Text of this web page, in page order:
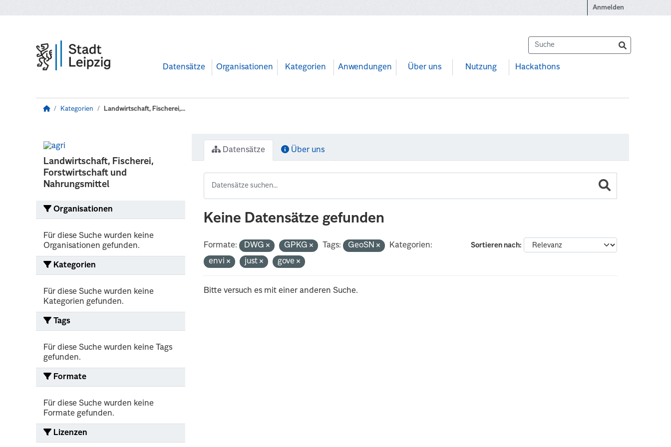
Anmelden
Datensätze Organisationen Kategorien Anwendungen Über uns Nutzung Hackathons
Kategorien Landwirtschaft, Fischerei,...
Landwirtschaft, Fischerei,
Forstwirtschaft und
Nahrungsmittel
Organisationen
Für diese Suche wurden keine
Organisationen gefunden.
Kategorien
Für diese Suche wurden keine
Kategorien gefunden.
Tags
Für diese Suche wurden keine Tags
gefunden.
Formate
Für diese Suche wurden keine
Formate gefunden.
Lizenzen
Datensätze Über uns
Keine Datensätze gefunden
Sortieren nach
Formate: DWG GPKG Tags: GeoSN
Kategorien:
envi
just gove
Bitte versuch es mit einer anderen Suche.